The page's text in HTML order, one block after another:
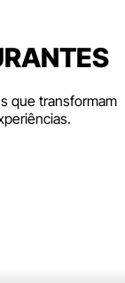
que transformam